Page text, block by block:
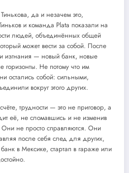
да и незачем это,
и команда Plata показали на
людей, объединённых общей
может вести за собой. После
изгнания — новый банк, новые
горизонты. Не потому что им
остались собой: сильными,
вокруг этого других.
трудности — это не приговор, а
её, не сломавшись и не изменив
Они не просто справляются. Они
после себя след для других,
в Мексике, стартап в гараже или